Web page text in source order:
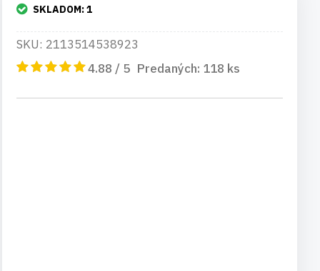
SKLADOM:1
SKU: 2113514538923
4.88 / 5 Predaných: 118 ks